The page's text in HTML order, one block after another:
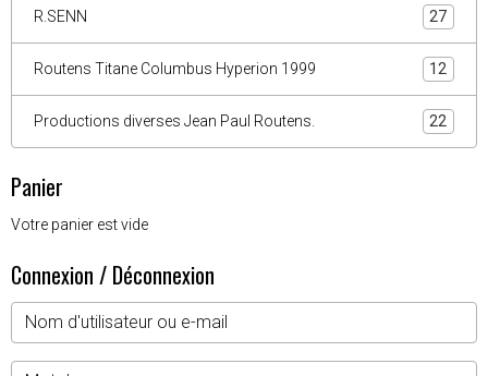
R.SENN 27
Routens Titane Columbus Hyperion 1999 12
Productions diverses Jean Paul Routens. 22
Panier
Votre panier est vide
Connexion / Déconnexion